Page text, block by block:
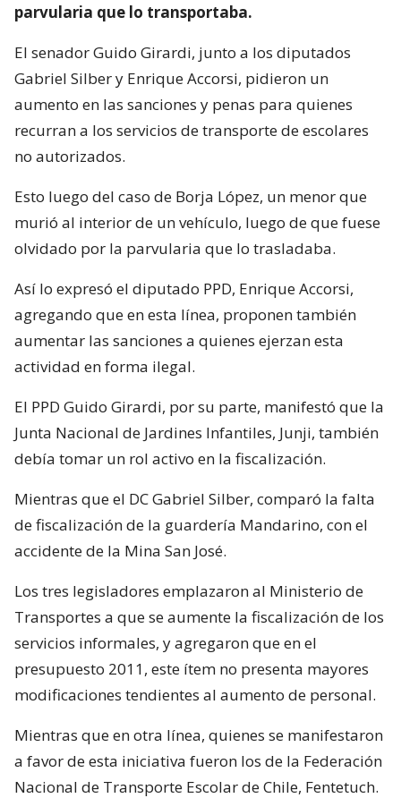
parvularia que lo transportaba.
El senador Guido Girardi, junto a los diputados
Gabriel Silber y Enrique Accorsi, pidieron un
aumento en las sanciones y penas para quienes
recurran a los servicios de transporte de escolares
no autorizados.
Esto luego del caso de Borja López, un menor que
murió al interior de un vehículo, luego de que fuese
olvidado por la parvularia que lo trasladaba.
Así lo expresó el diputado PPD, Enrique Accorsi,
agregando que en esta línea, proponen también
aumentar las sanciones a quienes ejerzan esta
actividad en forma ilegal.
El PPD Guido Girardi, por su parte, manifestó que la
Junta Nacional de Jardines Infantiles, Junji, también
debía tomar un rol activo en la fiscalización.
Mientras que el DC Gabriel Silber, comparó la falta
de fiscalización de la guardería Mandarino, con el
accidente de la Mina San José.
Los tres legisladores emplazaron al Ministerio de
Transportes a que se aumente la fiscalización de los
servicios informales, y agregaron que en el
presupuesto 2011, este ítem no presenta mayores
modificaciones tendientes al aumento de personal.
Mientras que en otra línea, quienes se manifestaron
a favor de esta iniciativa fueron los de la Federación
Nacional de Transporte Escolar de Chile, Fentetuch.